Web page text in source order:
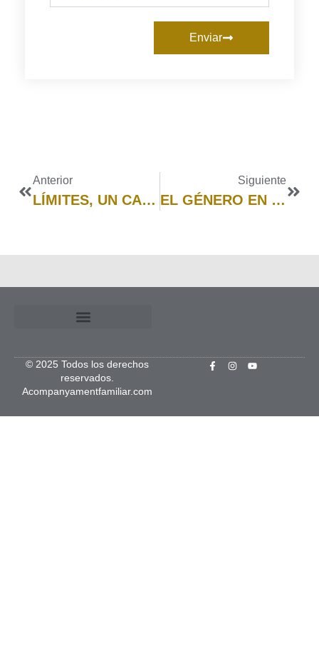
Enviar
Anterior
LÍMITES, UN CAMINO DE AMOR Y RESPETO
Siguiente
EL GÉNERO EN LA INFANCIA
© 2025 Todos los derechos
reservados.
Acompanyamentfamiliar.com